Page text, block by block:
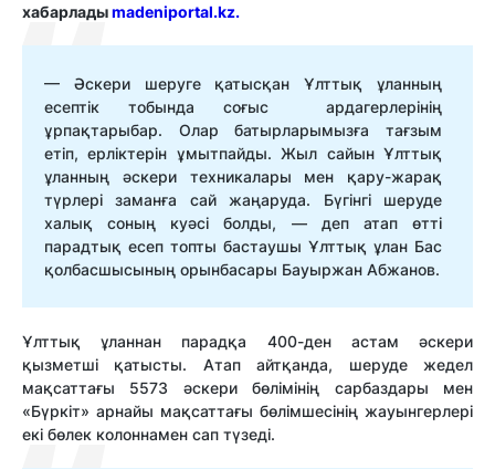
хабарладыmadeniportal.kz.
— Әскери шеруге қатысқан Ұлттық
ұланның
есептік
тобында соғыс
ардагерлерінің
ұрпақтарыбар. Олар батырларымызға
тағзым
етіп,ерліктерін ұмытпайды. Жыл сайын Ұлттық
ұланның
әскери техникалары мен қару-жарақ
түрлері
заманға сайжаңаруда. Бүгінгі
шеруде
халық
соның куәсі болды, — деп атап
өтті
парадтық есеп топты бастаушы Ұлттық ұлан Бас
қолбасшысының орынбасары Бауыржан Абжанов.
Ұлттық ұланнан парадқа 400-ден астам
әскери
қызметші
қатысты. Атап айтқанда, шеруде
жедел
мақсаттағы 5573 әскери бөлімінің сарбаздары мен
«Бүркіт» арнайы мақсаттағы бөлімшесінің жауынгерлері
екі бөлек колоннамен сап түзеді.